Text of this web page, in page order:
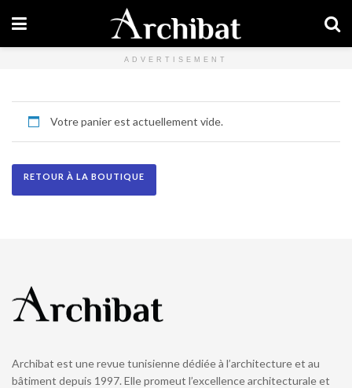
ADVERTISEMENT
Votre panier est actuellement vide.
RETOUR À LA BOUTIQUE
Archibat est une revue tunisienne dédiée à l’architecture et au
bâtiment depuis 1997. Elle promeut l’excellence architecturale et